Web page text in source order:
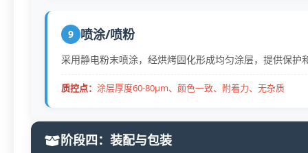
9 喷涂/喷粉
采用静电粉末喷涂，经烘烤固化形成均匀涂层，提供保护
质控点： 涂层厚度60-80μm、颜色一致、附着力、无杂质
阶段四：装配与包装